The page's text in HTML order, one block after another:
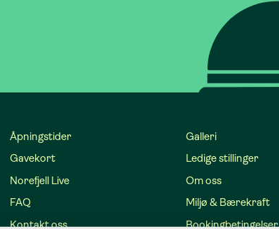
Åpningstider
Gavekort
Norefjell Live
FAQ
Kontakt oss
Galleri
Ledige stillinger
Om oss
Miljø & Bærekraft
Bookingbetingelser